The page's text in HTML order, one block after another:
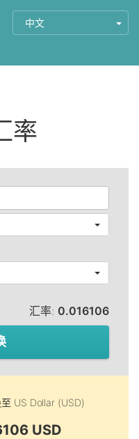
中文
率
汇率: 0.016106
US Dollar (USD)
USD